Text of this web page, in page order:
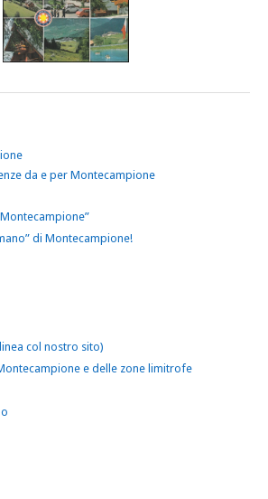
da e per Montecampione
di Montecampione!
col nostro sito)
e delle zone limitrofe